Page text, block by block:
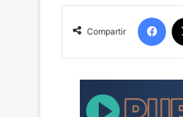
Compartir